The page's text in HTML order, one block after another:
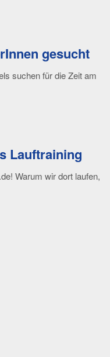
gesucht
suchen für die Zeit am
Lauftraining
Warum wir dort laufen,